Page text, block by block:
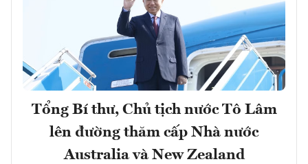
Tổng Bí thư, Chủ tịch nước Tô Lâm
lên đường thăm cấp Nhà nước
Australia và New Zealand